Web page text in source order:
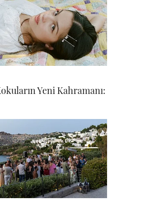
Yeni Kahramanı: